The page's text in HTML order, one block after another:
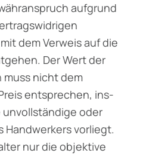
aufgrund
dem Verweis auf die
Der Wert der
nicht dem
entsprechen, ins­
oder
Handwerkers vorliegt.
nur die objektive